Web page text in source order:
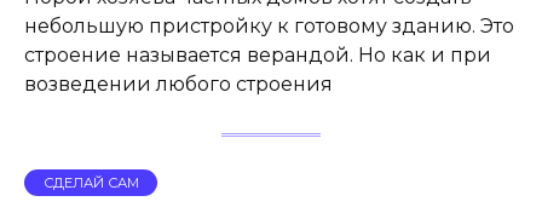
небольшую пристройку к готовому зданию. Это
строение называется верандой. Но как и при
возведении любого строения
СДЕЛАЙ САМ